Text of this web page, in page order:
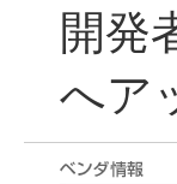
開発
へア